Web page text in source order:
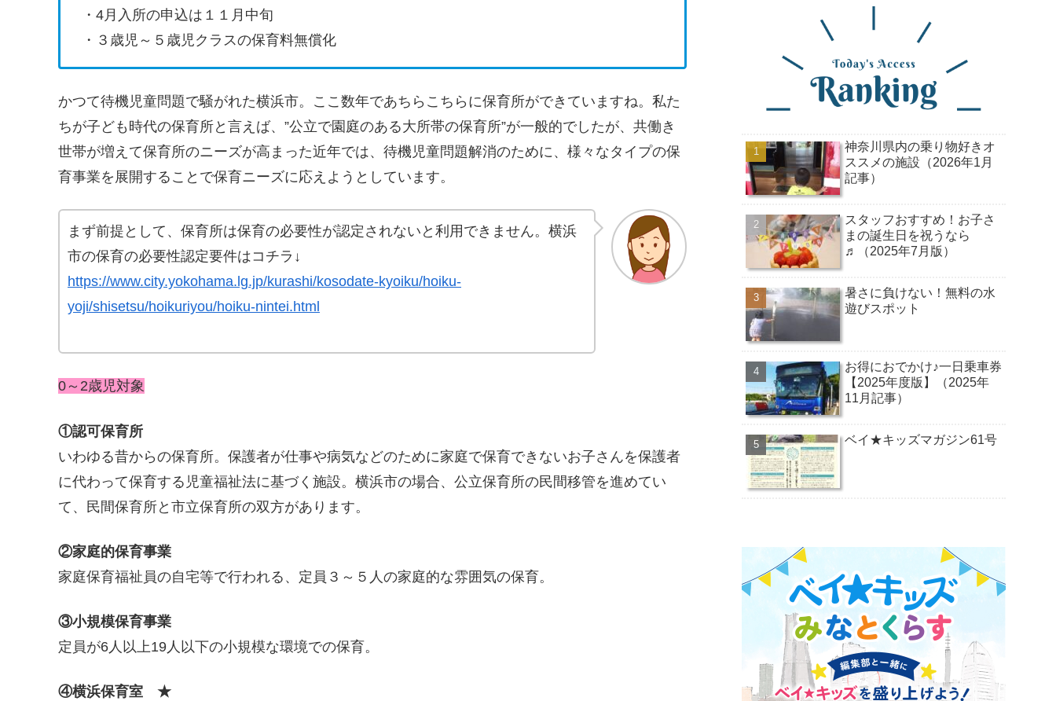
・4月入所の申込は１１月中旬
・３歳児～５歳児クラスの保育料無償化
かつて待機児童問題で騒がれた横浜市。ここ数年であちらこちらに保育所ができていますね。私た
ちが子ども時代の保育所と言えば、”公立で園庭のある大所帯の保育所”が一般的でしたが、共働き
世帯が増えて保育所のニーズが高まった近年では、待機児童問題解消のために、様々なタイプの保
育事業を展開することで保育ニーズに応えようとしています。
まず前提として、保育所は保育の必要性が認定されないと利用できません。横浜
市の保育の必要性認定要件はコチラ↓
https://www.city.yokohama.lg.jp/kurashi/kosodate-kyoiku/hoiku-
yoji/shisetsu/hoikuriyou/hoiku-nintei.html
0～2歳児対象
①認可保育所
いわゆる昔からの保育所。保護者が仕事や病気などのために家庭で保育できないお子さんを保護者
に代わって保育する児童福祉法に基づく施設。横浜市の場合、公立保育所の民間移管を進めてい
て、民間保育所と市立保育所の双方があります。
②家庭的保育事業
家庭保育福祉員の自宅等で行われる、定員３～５人の家庭的な雰囲気の保育。
③小規模保育事業
定員が6人以上19人以下の小規模な環境での保育。
④横浜保育室 ★
神奈川県内の乗り物好きオ
ススメの施設（2026年1月
記事）
スタッフおすすめ！お子さ
まの誕生日を祝うなら
♬（2025年7月版）
暑さに負けない！無料の水
遊びスポット
お得におでかけ♪一日乗車券
【2025年度版】（2025年
11月記事）
ベイ★キッズマガジン61号